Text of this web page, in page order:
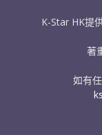
K-Star HK提
著
如有